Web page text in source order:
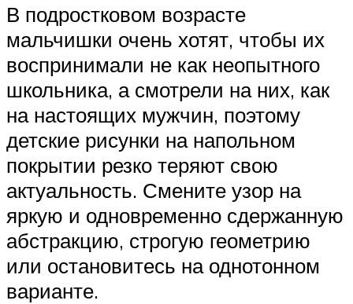
В подростковом возрасте
мальчишки очень хотят, чтобы их
воспринимали не как неопытного
школьника, а смотрели на них, как
на настоящих мужчин, поэтому
детские рисунки на напольном
покрытии резко теряют свою
актуальность. Смените узор на
яркую и одновременно сдержанную
абстракцию, строгую геометрию
или остановитесь на однотонном
варианте.